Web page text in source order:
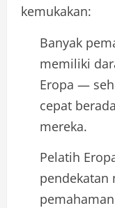
kemukakan:
Banyak
memiliki
Eropa —
cepat
mereka.
Pelatih
pendekatan